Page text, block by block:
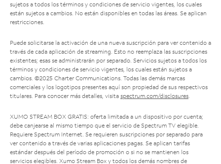
sujetos a todos los términos y condiciones de servicio vigentes, los cuales
están sujetos a cambios. No están disponibles en todas las áreas. Se aplican
restricciones.
Puede solicitarse la activación de una nueva suscripción para ver contenido a
través de cada aplicación de streaming. Esto no reemplaza las suscripciones
existentes; esas se administrarán por separado. Servicios sujetos a todos los
términos y condiciones de servicio vigentes, los cuales están sujetos a
cambios. ©2025 Charter Communications. Todas las demás marcas
comerciales y los logotipos presentes aquí son propiedad de sus respectivos
titulares. Para conocer más detalles, visita spectrum.com/disclosures.
XUMO STREAM BOX GRATIS: oferta limitada a un dispositivo por cuenta;
debe canjearse al mismo tiempo que el servicio de Spectrum TV elegible.
Requiere Spectrum Internet. Se requieren suscripciones por separado para
ver contenido a través de varias aplicaciones pagas. Se aplican tarifas
estándar después del período de promoción o si no se mantienen los
servicios elegibles. Xumo Stream Box y todos los demás nombres de